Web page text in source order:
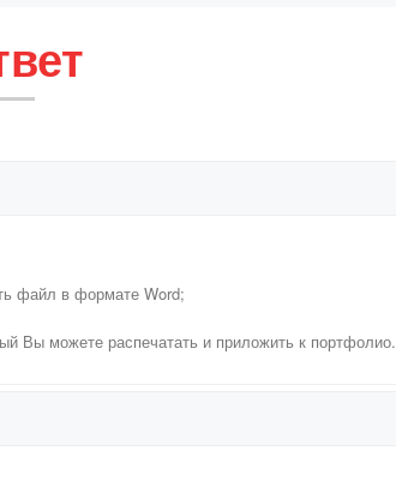
файл в формате Word;
Вы можете распечатать и приложить к портфолио.